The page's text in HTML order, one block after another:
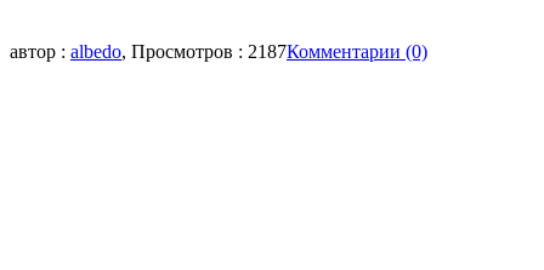
автор : albedo, Просмотров : 2187Комментарии (0)